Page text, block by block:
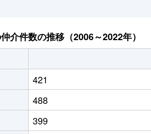
介件数の推移（2006～2022年）
421
488
399